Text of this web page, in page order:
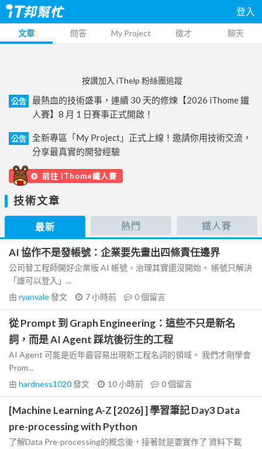
登入
文章 問答 My Project 徵才 聊天
按讚加入 iThelp 粉絲團追蹤
公告
最熱血的技術盛事，連續 30 天的修煉【2026 iThome 鐵
人賽】8 月 1 日賽事正式開啟！
公告
全新專區「My Project」正式上線！邀請你用技術交流，
分享最真實的開發經驗
前往 iThome鐵人賽
技術文章
最新 熱門 鐵人賽
AI 協作不是發帳號：企業要先畫出四條責任邊界
公司替工程師開好企業版 AI 帳號，治理其實還沒開始。 帳號只解決
「誰可以登入」...
由 ryanvale發文 7 小時前 0個留言
從 Prompt 到 Graph Engineering：這些不只是新名
詞，而是 AI Agent 踩坑後衍生的工程
AI Agent 可能是近年最容易出現新工程名詞的領域。 我們才剛學會
Prom...
由 hardness1020發文 10 小時前 0個留言
[Machine Learning A-Z [2026] ] 學習筆記 Day3 Data
pre-processing with Python
了解Data Pre-processing的概念後，接著就是要實作了 資料下載